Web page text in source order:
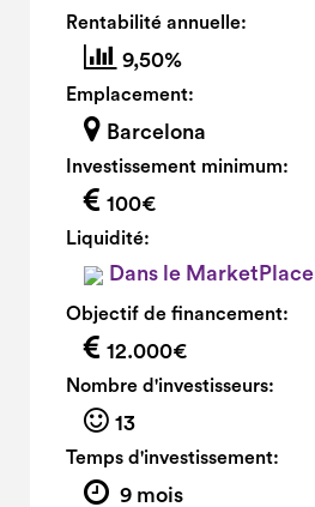
Rentabilité annuelle:
9,50%
Emplacement:
Barcelona
Investissement minimum:
100€
Liquidité:
Dans le MarketPlace
Objectif de financement:
12.000€
Nombre d'investisseurs:
13
Temps d'investissement:
9 mois